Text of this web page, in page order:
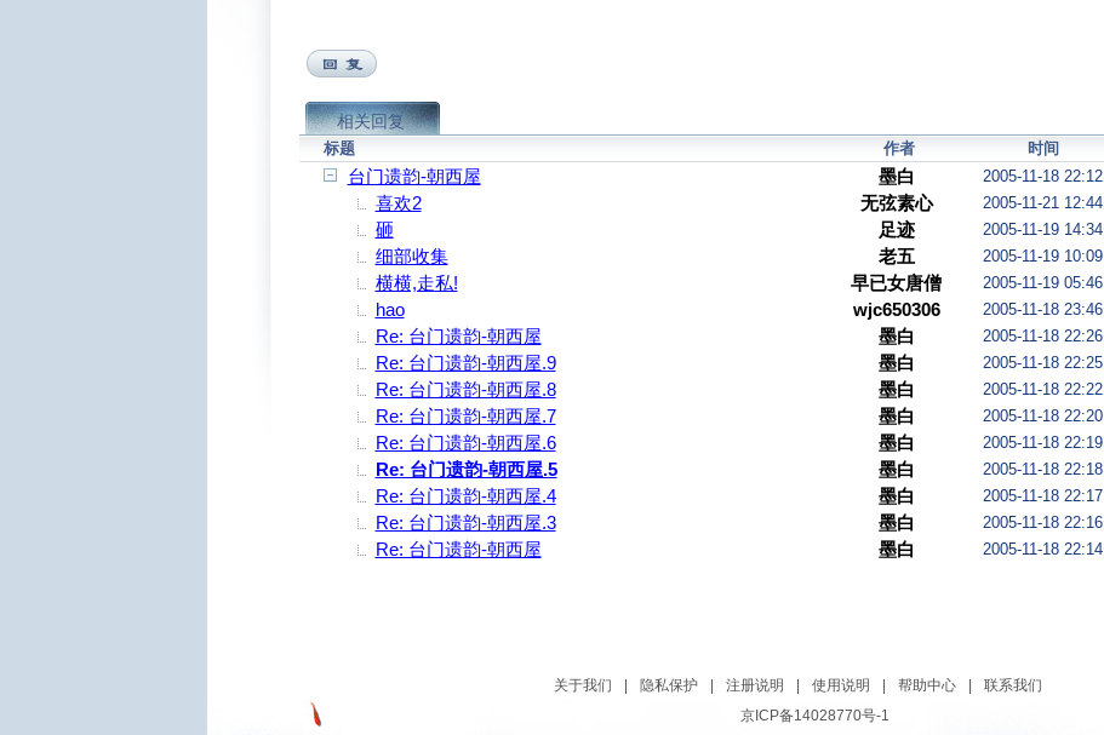
相关回复
标题 作者 时间
台门遗韵-朝西屋 墨白 2005-11-18 22:12
喜欢2 无弦素心 2005-11-21 12:44
砸 足迹 2005-11-19 14:34
细部收集 老五 2005-11-19 10:09
横横,走私! 早已女唐僧 2005-11-19 05:46
hao wjc650306 2005-11-18 23:46
Re: 台门遗韵-朝西屋 墨白 2005-11-18 22:26
Re: 台门遗韵-朝西屋.9 墨白 2005-11-18 22:25
Re: 台门遗韵-朝西屋.8 墨白 2005-11-18 22:22
Re: 台门遗韵-朝西屋.7 墨白 2005-11-18 22:20
Re: 台门遗韵-朝西屋.6 墨白 2005-11-18 22:19
Re: 台门遗韵-朝西屋.5 墨白 2005-11-18 22:18
Re: 台门遗韵-朝西屋.4 墨白 2005-11-18 22:17
Re: 台门遗韵-朝西屋.3 墨白 2005-11-18 22:16
Re: 台门遗韵-朝西屋 墨白 2005-11-18 22:14
关于我们 隐私保护 注册说明 使用说明 帮助中心
联系我们
京ICP备14028770号-1